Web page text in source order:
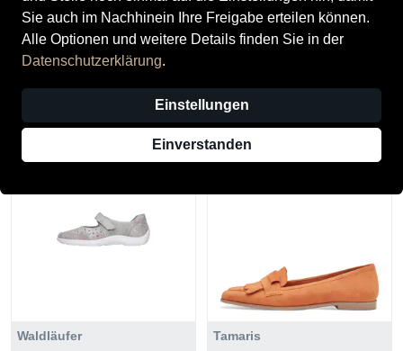
Sie auch im Nachhinein Ihre Freigabe erteilen können.
Alle Optionen und weitere Details finden Sie in der
Datenschutzerklärung.
Einstellungen
Einverstanden
Waldläufer
Waldläufer Damenschuhe
Slipper / Trotteur grey stein
Gabor
Trotteur schwarz(altsilber)
110,00 €
Waldläufer
Tamaris